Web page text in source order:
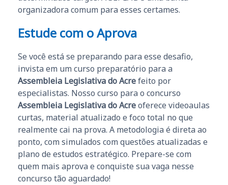
organizadora comum para esses certames.
Estude com o Aprova
Se você está se preparando para esse desafio,
invista em um curso preparatório para a
Assembleia Legislativa do Acrefeito por
especialistas. Nosso curso para o concurso
Assembleia Legislativa do Acreoferece videoaulas
curtas, material atualizado e foco total no que
realmente cai na prova. A metodologia é direta ao
ponto, com simulados com questões atualizadas e
plano de estudos estratégico. Prepare-se com
quem mais aprova e conquiste sua vaga nesse
concurso tão aguardado!